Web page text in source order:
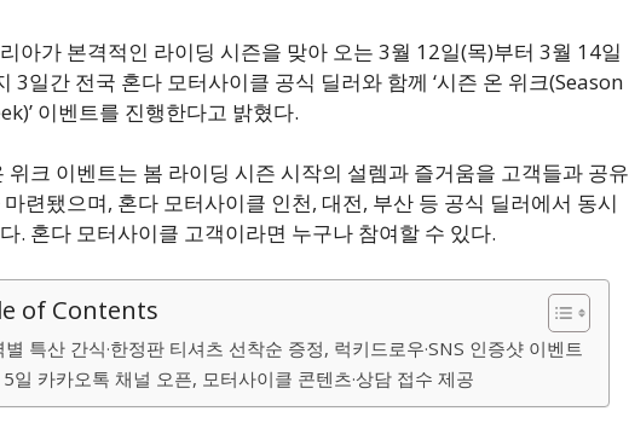
아가 본격적인 라이딩 시즌을 맞아 오는 3월 12일(목)부터 3월 14일
3일간 전국 혼다 모터사이클 공식 딜러와 함께 ‘시즌 온 위크(Season
이벤트를 진행한다고 밝혔다.
위크 이벤트는 봄 라이딩 시즌 시작의 설렘과 즐거움을 고객들과 공유
련됐으며, 혼다 모터사이클 인천, 대전, 부산 등 공식 딜러에서 동시
. 혼다 모터사이클 고객이라면 누구나 참여할 수 있다.
of Contents
별 특산 간식·한정판 티셔츠 선착순 증정, 럭키드로우·SNS 인증샷 이벤트
일 카카오톡 채널 오픈, 모터사이클 콘텐츠·상담 접수 제공